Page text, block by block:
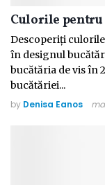
Culorile pentru
Descoperiți
în designul
bucătăria de vis în
bucătăriei...
by Denisa Eanos